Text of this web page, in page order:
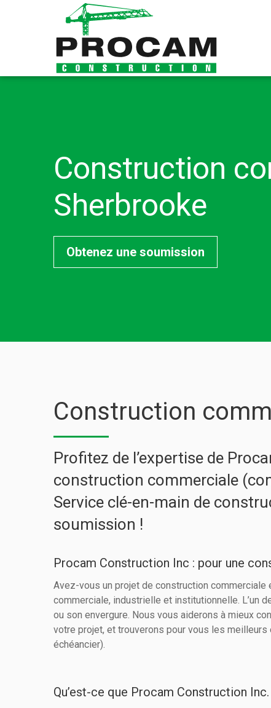
Construction
Sherbrooke
Obtenez une soumission
Construction
Profitez de l’expertise de
construction commerciale
Service clé-en-main de
soumission !
Procam Construction Inc : pour une
Avez-vous un projet de construction
commerciale, industrielle et institutionnelle. L’un
ou son envergure. Nous vous aiderons à mieux
votre projet, et trouverons pour vous les
échéancier).
Qu’est-ce que Procam Construction